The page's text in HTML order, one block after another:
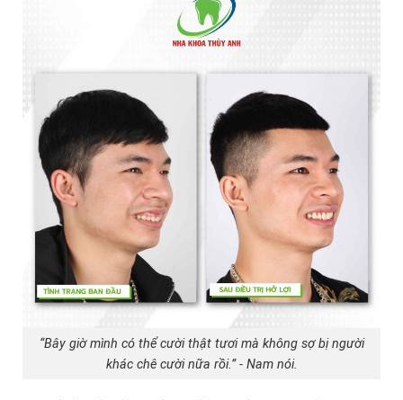
“Bây giờ mình có thể cười thật tươi mà không sợ bị người
khác chê cười nữa rồi.” - Nam nói.